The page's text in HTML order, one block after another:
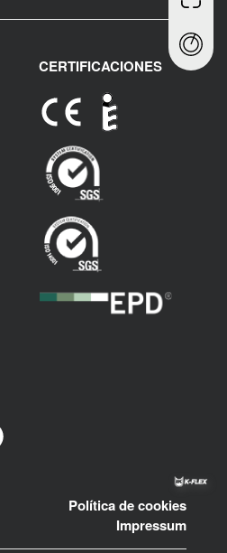
CERTIFICACIONES
Política de cookies
Impressum